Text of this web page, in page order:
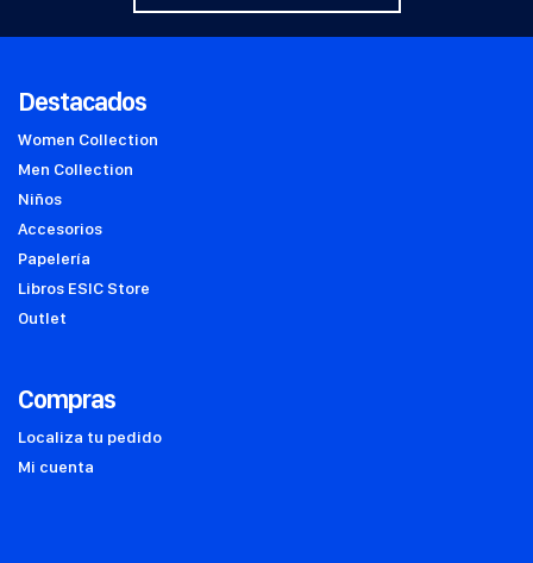
Destacados
Women Collection
Men Collection
Niños
Accesorios
Papelería
Libros ESIC Store
Outlet
Compras
Localiza tu pedido
Mi cuenta